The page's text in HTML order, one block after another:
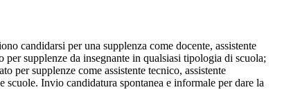
candidarsi per una supplenza come docente, assistente
per supplenze da insegnante in qualsiasi tipologia di scuola;
per supplenze come assistente tecnico, assistente
Invio candidatura spontanea e informale per dare la